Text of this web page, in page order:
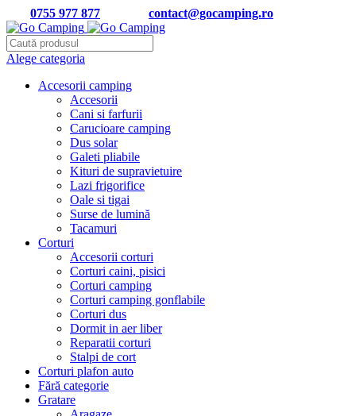
0755 977 877 contact@gocamping.ro
Alege categoria
Accesorii camping
Accesorii
Cani si farfurii
Carucioare camping
Dus solar
Galeti pliabile
Kituri de supravietuire
Lazi frigorifice
Oale si tigai
Surse de lumină
Tacamuri
Corturi
Accesorii corturi
Corturi caini, pisici
Corturi camping
Corturi camping gonflabile
Corturi dus
Dormit in aer liber
Reparatii corturi
Stalpi de cort
Corturi plafon auto
Fără categorie
Gratare